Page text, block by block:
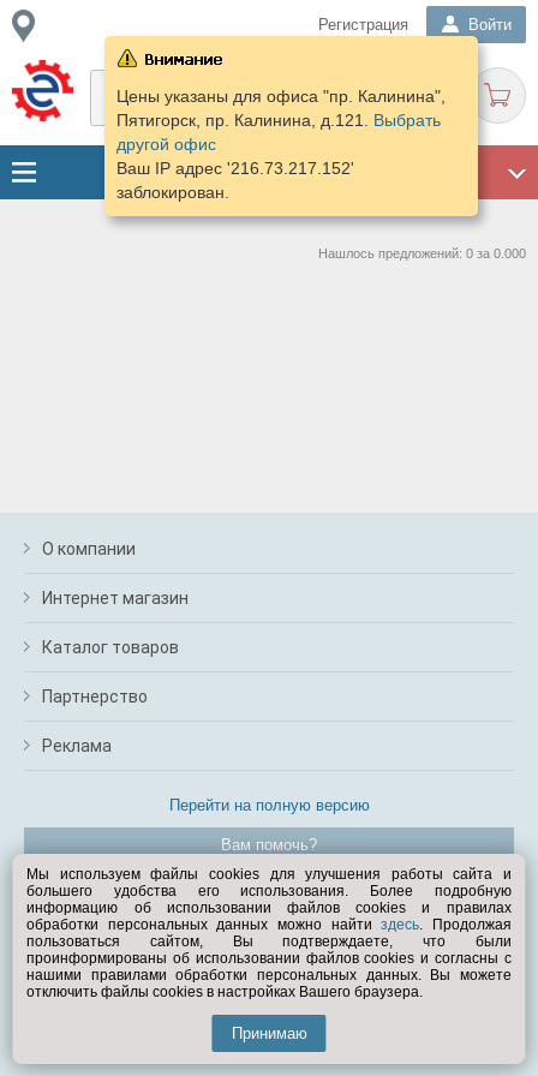
Регистрация Войти
Цены указаны для офиса "пр. Калинина",
Пятигорск, пр. Калинина, д.121. Выбрать
другой офис
Ваш IP адрес '216.73.217.152'
заблокирован.
Нашлось предложений: 0 за 0.000
О компании
Интернет магазин
Каталог товаров
Партнерство
Реклама
Перейти на полную версию
Вам помочь?
© Exist.ru 1998—2026
Мы используем файлы cookies для улучшения работы сайта и
большего удобства его использования. Более подробную
информацию об использовании файлов cookies и правилах
обработки персональных данных можно найтиздесь. Продолжая
пользоваться сайтом, Вы подтверждаете, что были
проинформированы об использовании файлов cookies и согласны с
нашими правилами обработки персональных данных. Вы можете
отключить файлы cookies в настройках Вашего браузера.
Принимаю